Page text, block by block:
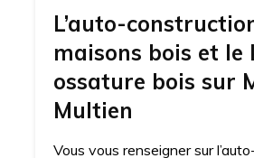
L’auto-
maisons bois et le
ossature bois sur
Multien
Vous vous renseigner sur